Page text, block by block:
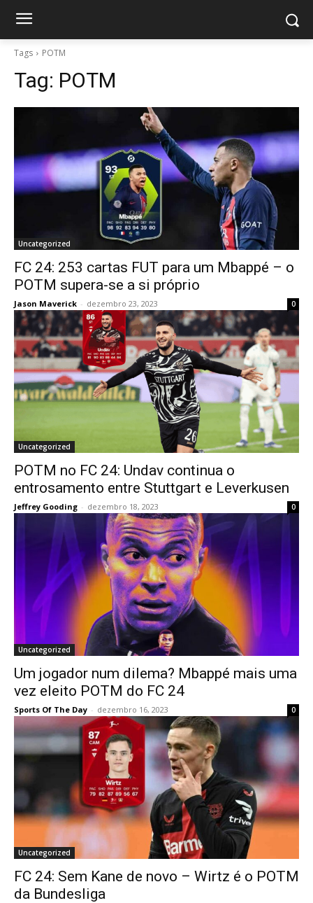
Tags POTM
Tag: POTM
Uncategorized
FC 24: 253 cartas FUT para um Mbappé – o
POTM supera-se a si próprio
Jason Maverick - dezembro 23, 2023 0
Uncategorized
POTM no FC 24: Undav continua o
entrosamento entre Stuttgart e Leverkusen
Jeffrey Gooding - dezembro 18, 2023 0
Uncategorized
Um jogador num dilema? Mbappé mais uma
vez eleito POTM do FC 24
Sports Of The Day - dezembro 16, 2023 0
Uncategorized
FC 24: Sem Kane de novo – Wirtz é o POTM
da Bundesliga